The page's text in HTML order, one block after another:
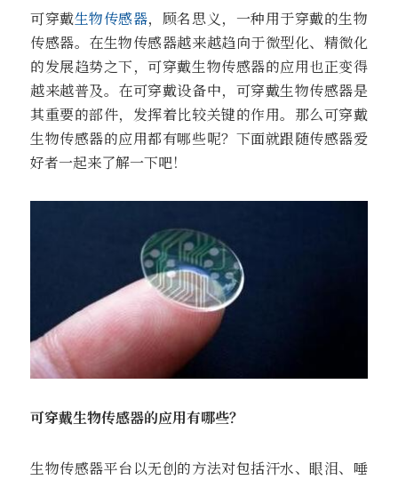
可穿戴生物传感器，顾名思义，一种用于穿戴的生物
传感器。在生物传感器越来越趋向于微型化、精微化
的发展趋势之下，可穿戴生物传感器的应用也正变得
越来越普及。在可穿戴设备中，可穿戴生物传感器是
其重要的部件，发挥着比较关键的作用。那么可穿戴
生物传感器的应用都有哪些呢？下面就跟随传感器爱
好者一起来了解一下吧！
可穿戴生物传感器的应用有哪些？
生物传感器平台以无创的方法对包括汗水、眼泪、唾